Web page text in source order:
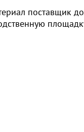
поставщик